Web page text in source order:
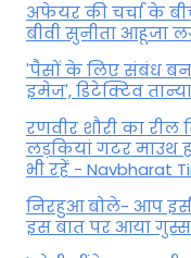
अफेयर की चर्चा के
बीवी सुनीता आहूजा
'पैसों के लिए संबंध
इमेज', डिटेक्टिव
रणवीर शौरी का
लड़कियां गटर माउथ
भी रहें - Navbharat
निरहुआ बोले- आप
इस बात पर आया